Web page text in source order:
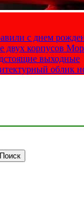
с днем
двух корпусов
выходные
облик